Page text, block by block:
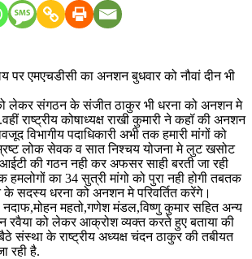
पर एमएचडीसी का अनशन बुधवार को नौवां दीन भी
को लेकर संगठन के संजीत ठाकुर भी धरना को अनशन मे
राष्ट्रीय कोषाध्यक्ष राखी कुमारी ने कहॉ की अनशन
विभागीय पदाधिकारी अभी तक हमारी मांगों को
लोक सेवक व सात निश्चय योजना मे लुट खसोट
की गठन नही कर अफसर साही बरती जा रही
का 34 सुत्री मांगो को पुरा नही होगी तबतक
सदस्य धरना को अनशन मे परिवर्तित करेंगे।
नदाफ,मोहन महतो,गणेश मंडल,विष्णु कुमार सहित अन्य
रवैया को लेकर आक्रोश व्यक्त करते हुए बताया की
संस्था के राष्ट्रीय अध्यक्ष चंदन ठाकुर की तबीयत
रही है.